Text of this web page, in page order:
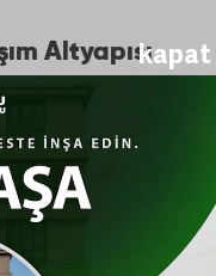
kapat
Altyapısı
çalışma
ilk sırasında
trafik